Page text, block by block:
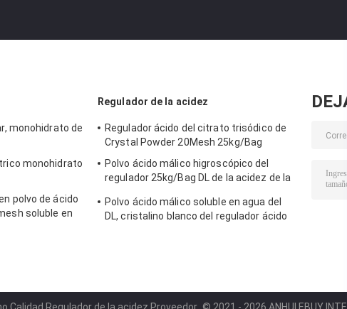
monohidrato de
monohidrato
polvo de ácido
soluble en
Regulador de la acidez
Regulador ácido del citrato trisódico de
Crystal Powder 20Mesh 25kg/Bag
Polvo ácido málico higroscópico del
regulador 25kg/Bag DL de la acidez de la
Polvo ácido málico soluble en agua del
DL, cristalino blanco del regulador ácido